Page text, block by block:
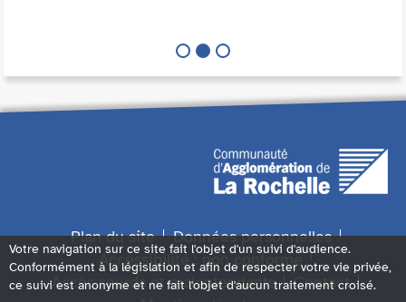
Plan du site
Données personnelles
Accessibilité : non conforme
Accès sourds et malentendants
Contact
Votre navigation sur ce site fait l'objet d'un suivi d'audience.
Conformément à la législation et afin de respecter votre vie privée,
ce suivi est anonyme et ne fait l'objet d'aucun traitement croisé.